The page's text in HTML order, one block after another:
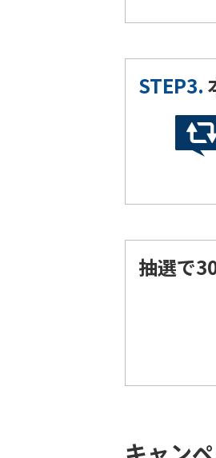
STEP3.
抽選で